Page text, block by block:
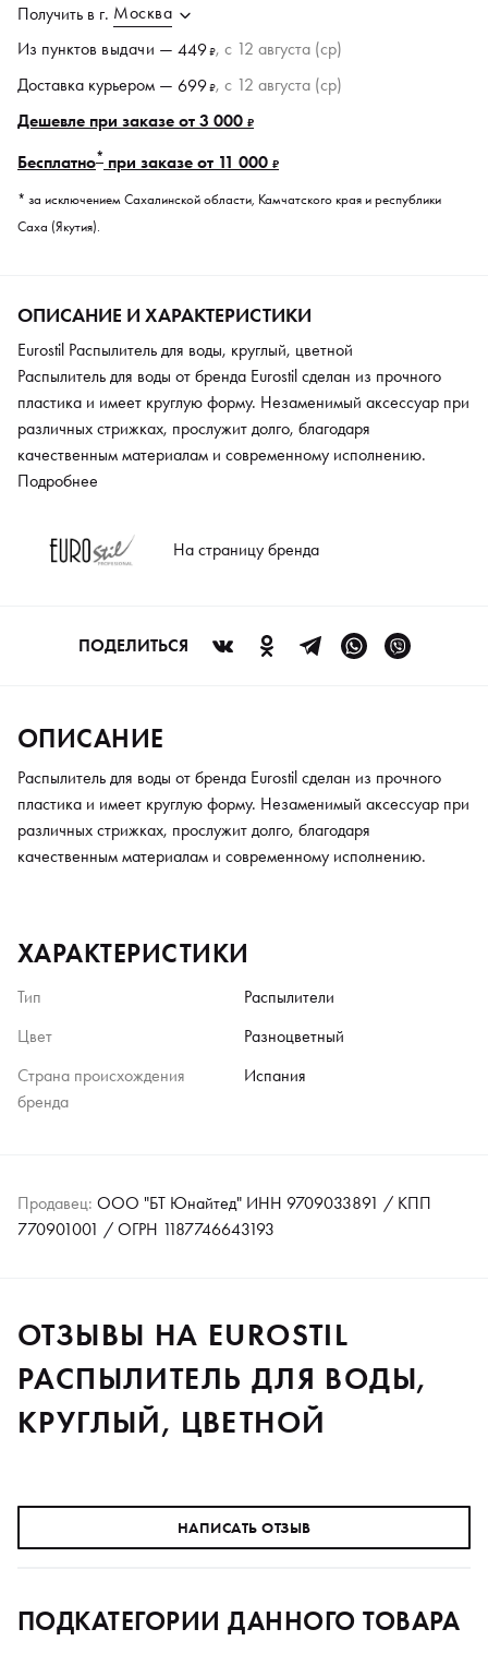
Получить в г. Москва
Из пунктов выдачи — 449₽, c 12 августа (ср)
Доставка курьером — 699₽, c 12 августа (ср)
Дешевле при заказе от 3 000 ₽
Бесплатно* при заказе от 11 000 ₽
* за исключением Сахалинской области, Камчатского края и республики
Саха (Якутия).
ОПИСАНИЕ И ХАРАКТЕРИСТИКИ
Eurostil Распылитель для воды, круглый, цветной
Распылитель для воды от бренда Eurostil сделан из прочного
пластика и имеет круглую форму. Незаменимый аксессуар при
различных стрижках, прослужит долго, благодаря
качественным материалам и современному исполнению.
Подробнее
На страницу бренда
ПОДЕЛИТЬСЯ
ОПИСАНИЕ
Распылитель для воды от бренда Eurostil сделан из прочного
пластика и имеет круглую форму. Незаменимый аксессуар при
различных стрижках, прослужит долго, благодаря
качественным материалам и современному исполнению.
ХАРАКТЕРИСТИКИ
Тип
Распылители
Цвет
Разноцветный
Страна происхождения
бренда
Испания
Продавец: ООО "БТ Юнайтед" ИНН 9709033891 / КПП
770901001 / ОГРН 1187746643193
ОТЗЫВЫ НА EUROSTIL
РАСПЫЛИТЕЛЬ ДЛЯ ВОДЫ,
КРУГЛЫЙ, ЦВЕТНОЙ
НАПИСАТЬ ОТЗЫВ
ПОДКАТЕГОРИИ ДАННОГО ТОВАРА